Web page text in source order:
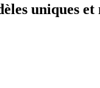
uniques